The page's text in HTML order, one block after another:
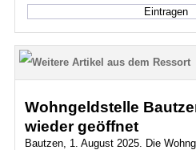
Wohngeldstelle
wieder geöffnet
Bautzen, 1. August 2025. Die